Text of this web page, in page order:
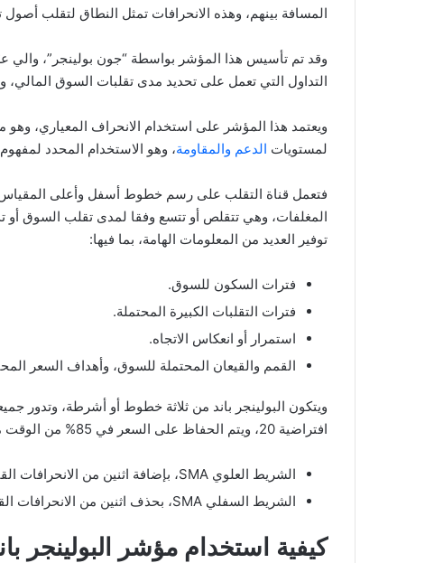
المسافة بينهم، وهذه الانحرافات تمثل النطاق لتقلب أصول
وقد تم تأسيس هذا المؤشر بواسطة “جون بولينجر”، والي
التداول التي تعمل على تحديد مدى تقلبات السوق المالي،
ويعتمد هذا المؤشر على استخدام الانحراف المعياري،
لمستويات الدعم والمقاومة، وهو الاستخدام المحدد
فتعمل قناة التقلب على رسم خطوط أسفل وأعلى
المغلفات، وهي تتقلص أو تتسع وفقا لمدى تقلب السوق أو
توفير العديد من المعلومات الهامة، بما فيها:
فترات السكون للسوق.
فترات التقلبات الكبيرة المحتملة.
استمرار أو انعكاس الاتجاه.
القمم والقيعان المحتملة للسوق، وأهداف السعر
افتراضية 20، ويتم الحفاظ على السعر في 85% من الوقت من ضمن هذه الحدود:
الشريط العلوي SMA، بإضافة اثنين من الانحرافات القياسية.
الشريط السفلي SMA، بحذف اثنين من الانحرافات القياسية.